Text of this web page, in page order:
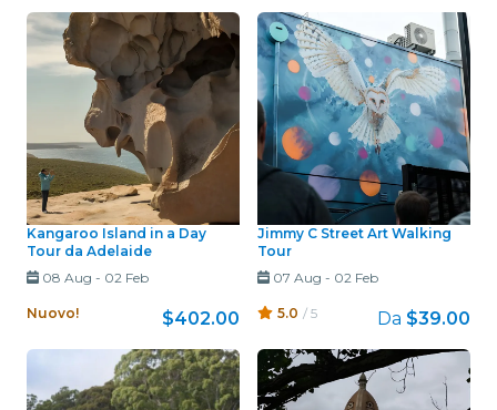
Kangaroo Island in a Day
Tour da Adelaide
08 Aug - 02 Feb
Nuovo! $402.00
Jimmy C Street Art Walking
Tour
07 Aug - 02 Feb
5.0 / 5 Da $39.00